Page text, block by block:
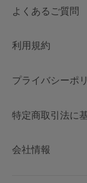
よくあるご質問
利用規約
プライバシーポ
特定商取引法に
会社情報